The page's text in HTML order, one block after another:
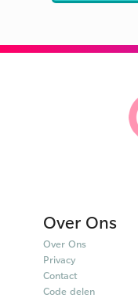
Over Ons
Over Ons
Privacy
Contact
Code delen